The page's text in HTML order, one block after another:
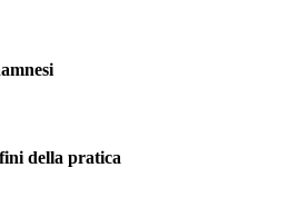
della pratica